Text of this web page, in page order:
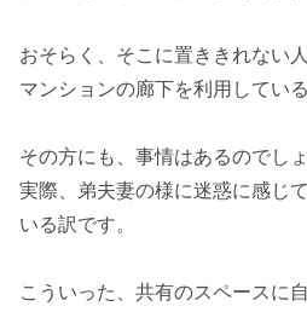
おそらく、そこに置ききれない人
マンションの廊下を利用してい
その方にも、事情はあるのでしょ
実際、弟夫妻の様に迷惑に感じて
いる訳です。
こういった、共有のスペースに